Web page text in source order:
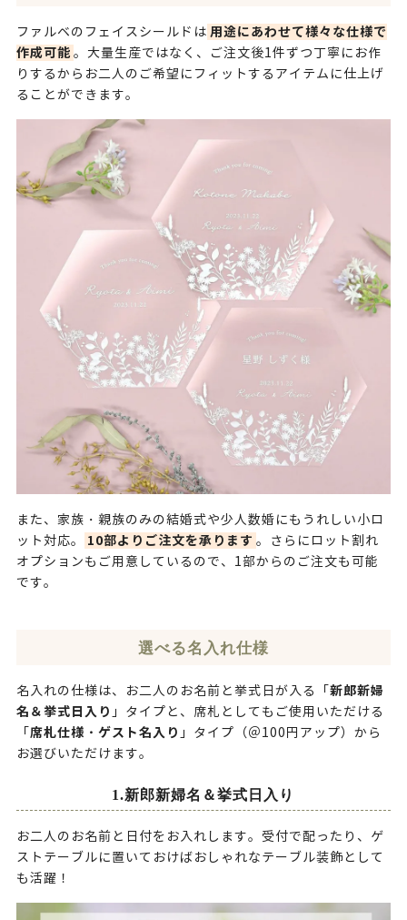
ファルベのフェイスシールドは 用途にあわせて様々な仕様で
作成可能 。大量生産ではなく、ご注文後1件ずつ丁寧にお作
りするからお二人のご希望にフィットするアイテムに仕上げ
ることができます。
また、家族・親族のみの結婚式や少人数婚にもうれしい小ロ
ット対応。
10部よりご注文を承ります 。さらにロット割れ
オプションもご用意しているので、1部からのご注文も可能
です。
選べる名入れ仕様
名入れの仕様は、お二人のお名前と挙式日が入る「 新郎新婦
名＆挙式日入り 」タイプと、席札としてもご使用いただける
「 席札仕様・ゲスト名入り 」タイプ（＠100円アップ）から
お選びいただけます。
1.新郎新婦名＆挙式日入り
お二人のお名前と日付をお入れします。受付で配ったり、ゲ
ストテーブルに置いておけばおしゃれなテーブル装飾として
も活躍！